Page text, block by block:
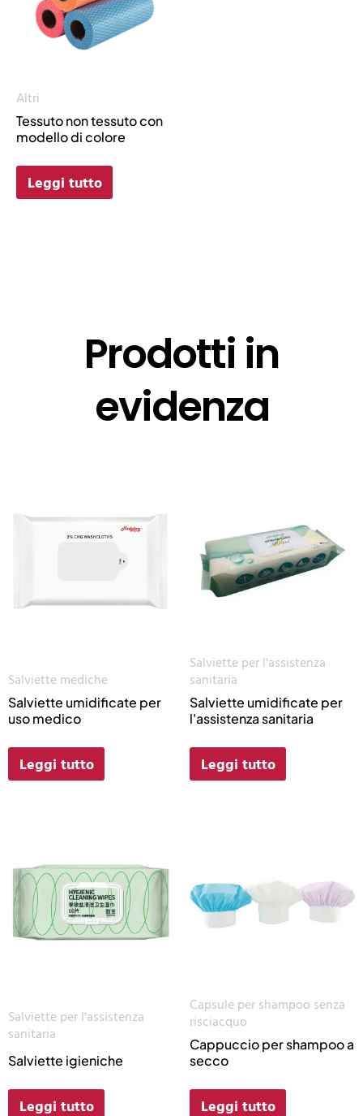
Altri
Tessuto non tessuto con
modello di colore
Leggi tutto
Prodotti in
evidenza
Salviette mediche
Salviette umidificate per
uso medico
Leggi tutto
Salviette per l'assistenza
sanitaria
Salviette umidificate per
l'assistenza sanitaria
Leggi tutto
Salviette per l'assistenza
sanitaria
Salviette igieniche
Leggi tutto
Capsule per shampoo senza
risciacquo
Cappuccio per shampoo a
secco
Leggi tutto